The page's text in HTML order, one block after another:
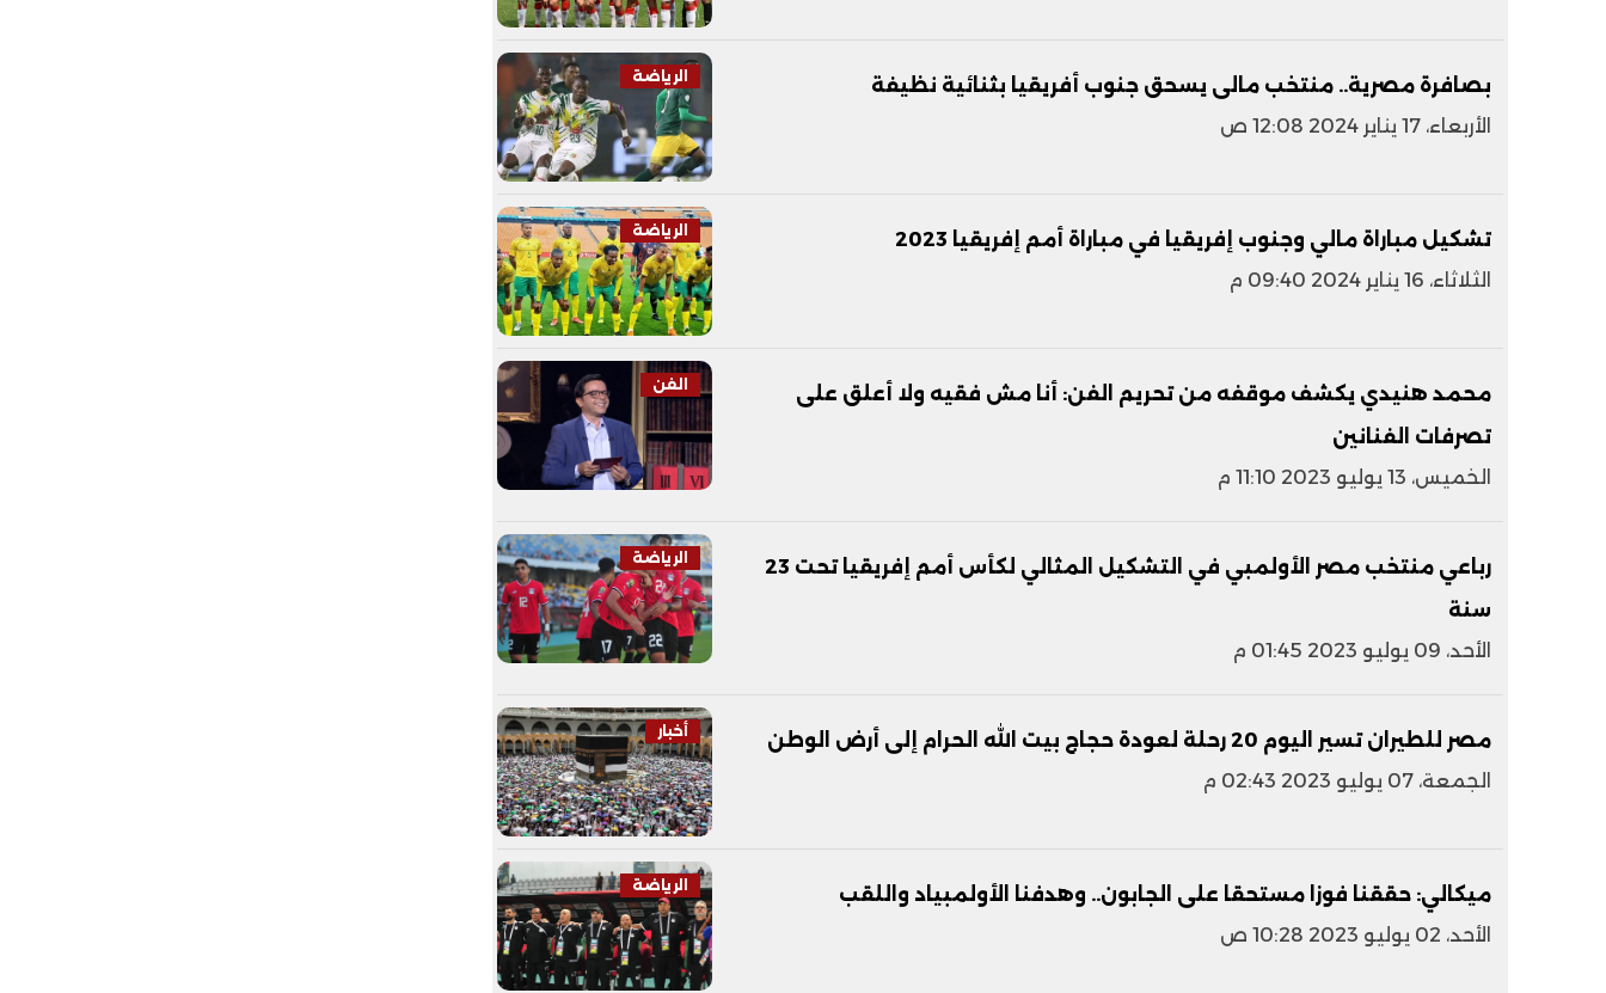
الرياضة
بصافرة مصرية.. منتخب مالى يسحق جنوب أفريقيا بثنائية نظيفة
الأربعاء، 17 يناير 2024 12:08 ص
الرياضة
تشكيل مباراة مالي وجنوب إفريقيا في مباراة أمم إفريقيا 2023
الثلاثاء، 16 يناير 2024 09:40 م
الفن
محمد هنيدي يكشف موقفه من تحريم الفن: أنا مش فقيه ولا أعلق على
تصرفات الفنانين
الخميس، 13 يوليو 2023 11:10 م
الرياضة
رباعي منتخب مصر الأولمبي في التشكيل المثالي لكأس أمم إفريقيا تحت 23
سنة
الأحد، 09 يوليو 2023 01:45 م
أخبار
مصر للطيران تسير اليوم 20 رحلة لعودة حجاج بيت الله الحرام إلى أرض الوطن
الجمعة، 07 يوليو 2023 02:43 م
الرياضة
ميكالي: حققنا فوزا مستحقا على الجابون.. وهدفنا الأولمبياد واللقب
الأحد، 02 يوليو 2023 10:28 ص